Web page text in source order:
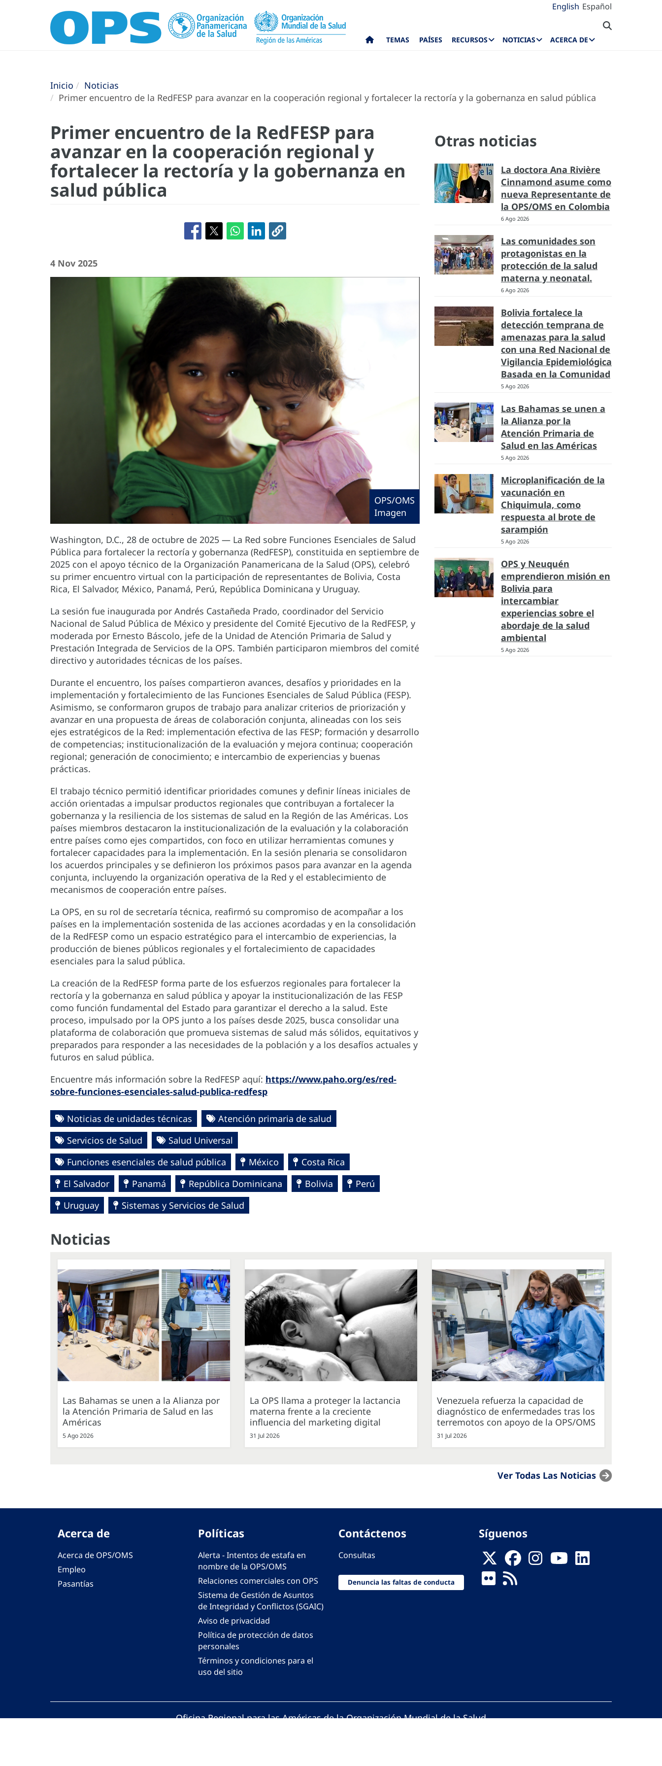
English Español
TEMAS PAÍSES RECURSOS NOTICIAS ACERCA DE
Inicio
Noticias
Primer encuentro de la RedFESP para avanzar en la cooperación regional y fortalecer la rectoría y la gobernanza en salud pública
Primer encuentro de la RedFESP para
avanzar en la cooperación regional y
fortalecer la rectoría y la gobernanza en
salud pública
4 Nov 2025
OPS/OMS
Imagen
Washington, D.C., 28 de octubre de 2025 — La Red sobre Funciones Esenciales de Salud
Pública para fortalecer la rectoría y gobernanza (RedFESP), constituida en septiembre de
2025 con el apoyo técnico de la Organización Panamericana de la Salud (OPS), celebró
su primer encuentro virtual con la participación de representantes de Bolivia, Costa
Rica, El Salvador, México, Panamá, Perú, República Dominicana y Uruguay.
La sesión fue inaugurada por Andrés Castañeda Prado, coordinador del Servicio
Nacional de Salud Pública de México y presidente del Comité Ejecutivo de la RedFESP, y
moderada por Ernesto Báscolo, jefe de la Unidad de Atención Primaria de Salud y
Prestación Integrada de Servicios de la OPS. También participaron miembros del comité
directivo y autoridades técnicas de los países.
Durante el encuentro, los países compartieron avances, desafíos y prioridades en la
implementación y fortalecimiento de las Funciones Esenciales de Salud Pública (FESP).
Asimismo, se conformaron grupos de trabajo para analizar criterios de priorización y
avanzar en una propuesta de áreas de colaboración conjunta, alineadas con los seis
ejes estratégicos de la Red: implementación efectiva de las FESP; formación y desarrollo
de competencias; institucionalización de la evaluación y mejora continua; cooperación
regional; generación de conocimiento; e intercambio de experiencias y buenas
prácticas.
El trabajo técnico permitió identificar prioridades comunes y definir líneas iniciales de
acción orientadas a impulsar productos regionales que contribuyan a fortalecer la
gobernanza y la resiliencia de los sistemas de salud en la Región de las Américas. Los
países miembros destacaron la institucionalización de la evaluación y la colaboración
entre países como ejes compartidos, con foco en utilizar herramientas comunes y
fortalecer capacidades para la implementación. En la sesión plenaria se consolidaron
los acuerdos principales y se definieron los próximos pasos para avanzar en la agenda
conjunta, incluyendo la organización operativa de la Red y el establecimiento de
mecanismos de cooperación entre países.
La OPS, en su rol de secretaría técnica, reafirmó su compromiso de acompañar a los
países en la implementación sostenida de las acciones acordadas y en la consolidación
de la RedFESP como un espacio estratégico para el intercambio de experiencias, la
producción de bienes públicos regionales y el fortalecimiento de capacidades
esenciales para la salud pública.
La creación de la RedFESP forma parte de los esfuerzos regionales para fortalecer la
rectoría y la gobernanza en salud pública y apoyar la institucionalización de las FESP
como función fundamental del Estado para garantizar el derecho a la salud. Este
proceso, impulsado por la OPS junto a los países desde 2025, busca consolidar una
plataforma de colaboración que promueva sistemas de salud más sólidos, equitativos y
preparados para responder a las necesidades de la población y a los desafíos actuales y
futuros en salud pública.
Encuentre más información sobre la RedFESP aquí: https://www.paho.org/es/red-
sobre-funciones-esenciales-salud-publica-redfesp
Noticias de unidades técnicas
Atención primaria de salud
Servicios de Salud
Salud Universal
Funciones esenciales de salud pública
México
Costa Rica
El Salvador
Panamá República Dominicana Bolivia
Perú
Uruguay
Sistemas y Servicios de Salud
Otras noticias
La doctora Ana Rivière
Cinnamond asume como
nueva Representante de
la OPS/OMS en Colombia
6 Ago 2026
Las comunidades son
protagonistas en la
protección de la salud
materna y neonatal.
6 Ago 2026
Bolivia fortalece la
detección temprana de
amenazas para la salud
con una Red Nacional de
Vigilancia Epidemiológica
Basada en la Comunidad
5 Ago 2026
Las Bahamas se unen a
la Alianza por la
Atención Primaria de
Salud en las Américas
5 Ago 2026
Microplanificación de la
vacunación en
Chiquimula, como
respuesta al brote de
sarampión
5 Ago 2026
OPS y Neuquén
emprendieron misión en
Bolivia para
intercambiar
experiencias sobre el
abordaje de la salud
ambiental
5 Ago 2026
Noticias
Las Bahamas se unen a la Alianza por
la Atención Primaria de Salud en las
Américas
5 Ago 2026
La OPS llama a proteger la lactancia
materna frente a la creciente
influencia del marketing digital
31 Jul 2026
Venezuela refuerza la capacidad de
diagnóstico de enfermedades tras los
terremotos con apoyo de la OPS/OMS
31 Jul 2026
Ver Todas Las Noticias
Acerca de
Acerca de OPS/OMS
Empleo
Pasantías
Políticas
Alerta - Intentos de estafa en
nombre de la OPS/OMS
Relaciones comerciales con OPS
Sistema de Gestión de Asuntos
de Integridad y Conflictos (SGAIC)
Aviso de privacidad
Política de protección de datos
personales
Términos y condiciones para el
uso del sitio
Contáctenos
Consultas
Denuncia las faltas de conducta
Síguenos
Oficina Regional para las Américas de la Organización Mundial de la Salud